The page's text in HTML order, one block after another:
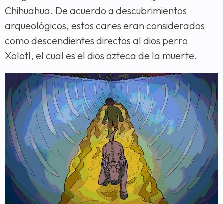
Chihuahua. De acuerdo a descubrimientos
arqueológicos, estos canes eran considerados
como descendientes directos al dios perro
Xolotl, el cual es el dios azteca de la muerte.